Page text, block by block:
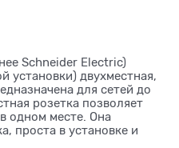
Schneider Electric)
установки) двухместная,
для сетей до
розетка позволяет
одном месте. Она
проста в установке и